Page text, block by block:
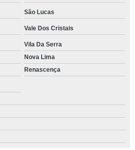
São Lucas
Vale Dos Cristais
Vila Da Serra
Nova Lima
Renascença